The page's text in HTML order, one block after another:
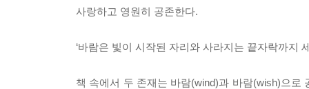
사랑하고 영원히 공존한다.
‘바람은 빛이 시작된 자리와 사라지는 끝자락까지
책 속에서 두 존재는 바람(wind)과 바람(wish)으